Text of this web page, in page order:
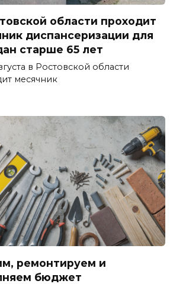
области проходит
диспансеризации для
старше 65 лет
в Ростовской области
месячник
ремонтируем и
бюджет